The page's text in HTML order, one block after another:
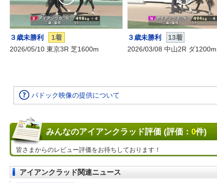
３歳未勝利
1着
2026/05/10 東京3R 芝1600m
３歳未勝利
13着
2026/03/08 中山2R ダ1200m
パドック映像の提供について
みんなのアイアンクラッド評価 (評価： 0件)
皆さまからのレビュー評価をお待ちしております！
アイアンクラッド関連ニュース